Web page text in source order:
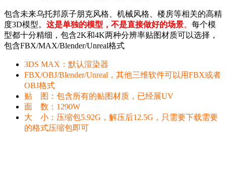
包含未来乌托邦原子朋克风格、机械风格、楼房等相关的高精
度3D模型。 这是单独的模型，不是直接做好的场景。 每个模
型都十分精细，包含2K和4K两种分辨率贴图材质可以选择，
包含FBX/MAX/Blender/Unreal格式
3DS MAX：默认渲染器
FBX/OBJ/Blender/Unreal，其他三维软件可以用FBX或者
OBJ格式
贴 图：包含所有的贴图材质，已经展UV
面 数：1290W
大 小：压缩包5.92G，解压后12.5G，只需要下载需要
的格式压缩包即可